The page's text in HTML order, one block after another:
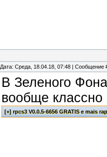
Дата: Среда, 18.04.18, 07:48 | Сообщение
В Зеленого
вообще классно